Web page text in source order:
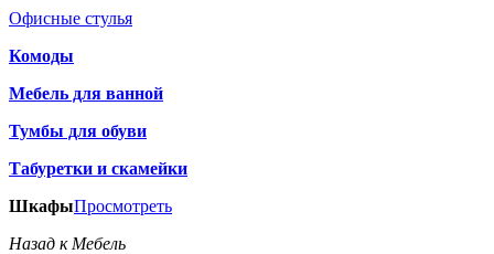
Офисные стулья
Комоды
Мебель для ванной
Тумбы для обуви
Табуретки и скамейки
ШкафыПросмотреть
Назад к Мебель